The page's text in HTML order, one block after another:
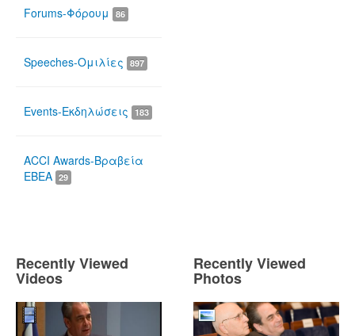
Forums-Φόρουμ 86
Speeches-Ομιλίες 897
Events-Εκδηλώσεις 183
ACCI Awards-Βραβεία
ΕΒΕΑ 29
Recently Viewed
Videos
Recently Viewed
Photos